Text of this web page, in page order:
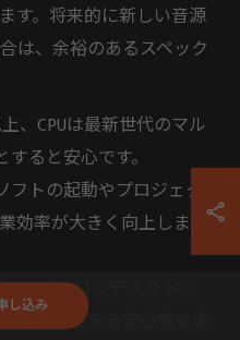
す。将来的に新しい音源
は、余裕のあるスペック
、CPUは最新世代のマル
ると安心です。
トの起動やプロジェク
効率が大きく向上しま
パソコンデスクトッ
、長く使える安心感を求
し込み